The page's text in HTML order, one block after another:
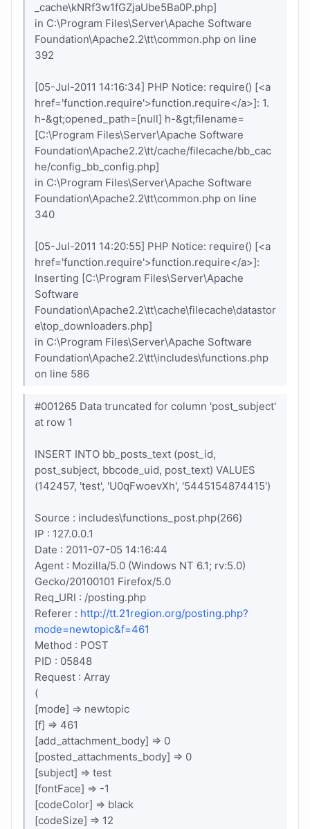
_cache\kNRf3w1fGZjaUbe5Ba0P.php]
in C:\Program Files\Server\Apache Software
Foundation\Apache2.2\tt\common.php on line
392
[05-Jul-2011 14:16:34] PHP Notice: require() [<a
href='function.require'>function.require</a>]: 1.
h-&gt;opened_path=[null] h-&gt;filename=
[C:\Program Files\Server\Apache Software
Foundation\Apache2.2\tt/cache/filecache/bb_cac
he/config_bb_config.php]
in C:\Program Files\Server\Apache Software
Foundation\Apache2.2\tt\common.php on line
340
[05-Jul-2011 14:20:55] PHP Notice: require() [<a
href='function.require'>function.require</a>]:
Inserting [C:\Program Files\Server\Apache
Software
Foundation\Apache2.2\tt\cache\filecache\datastor
e\top_downloaders.php]
in C:\Program Files\Server\Apache Software
Foundation\Apache2.2\tt\includes\functions.php
on line 586
#001265 Data truncated for column 'post_subject'
at row 1
INSERT INTO bb_posts_text (post_id,
post_subject, bbcode_uid, post_text) VALUES
(142457, 'test', 'U0qFwoevXh', '5445154874415')
Source : includes\functions_post.php(266)
IP : 127.0.0.1
Date : 2011-07-05 14:16:44
Agent : Mozilla/5.0 (Windows NT 6.1; rv:5.0)
Gecko/20100101 Firefox/5.0
Req_URI : /posting.php
Referer : http://tt.21region.org/posting.php?
mode=newtopic&f=461
Method : POST
PID : 05848
Request : Array
(
[mode] => newtopic
[f] => 461
[add_attachment_body] => 0
[posted_attachments_body] => 0
[subject] => test
[fontFace] => -1
[codeColor] => black
[codeSize] => 12